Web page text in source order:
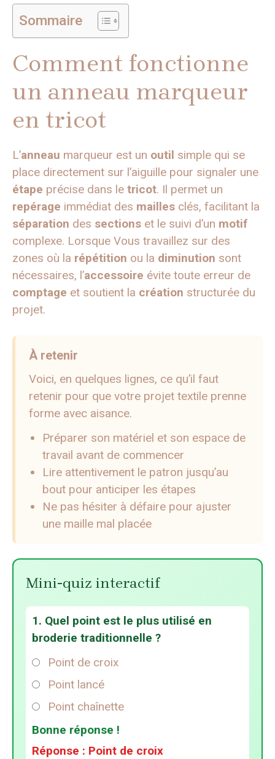
Sommaire
Comment fonctionne
un anneau marqueur
en tricot
L’anneau marqueur est un outil simple qui se
place directement sur l’aiguille pour signaler une
étape précise dans le tricot. Il permet un
repérage immédiat des mailles clés, facilitant la
séparation des sections et le suivi d’un motif
complexe. Lorsque Vous travaillez sur des
zones où la répétition ou la diminution sont
nécessaires, l’accessoire évite toute erreur de
comptage et soutient la création structurée du
projet.
À retenir
Voici, en quelques lignes, ce qu’il faut
retenir pour que votre projet textile prenne
forme avec aisance.
Préparer son matériel et son espace de
travail avant de commencer
Lire attentivement le patron jusqu’au
bout pour anticiper les étapes
Ne pas hésiter à défaire pour ajuster
une maille mal placée
Mini-quiz interactif
1. Quel point est le plus utilisé en
broderie traditionnelle ?
Point de croix
Point lancé
Point chaînette
Bonne réponse !
Réponse : Point de croix